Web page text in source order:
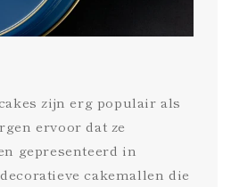
zijn erg populair als
ervoor dat ze
gepresenteerd in
cakemallen die